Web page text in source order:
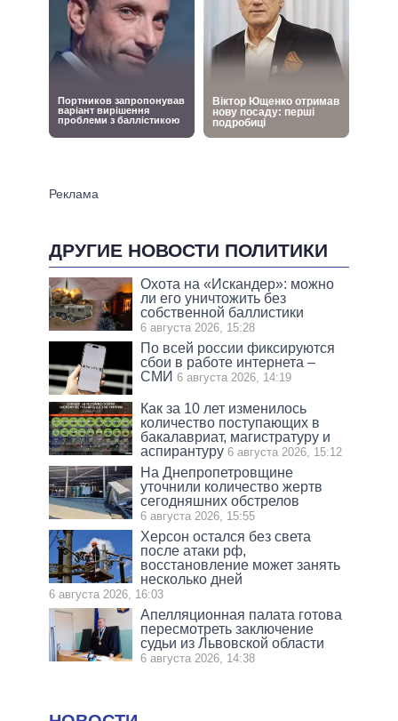
ДРУГИЕ НОВОСТИ ПОЛИТИКИ
Охота на «Искандер»: можно
ли его уничтожить без
собственной баллистики
6 августа 2026, 15:28
По всей россии фиксируются
сбои в работе интернета –
СМИ 6 августа 2026, 14:19
Как за 10 лет изменилось
количество поступающих в
бакалавриат, магистратуру и
аспирантуру 6 августа 2026, 15:12
На Днепропетровщине
уточнили количество жертв
сегодняшних обстрелов
6 августа 2026, 15:55
Херсон остался без света
после атаки рф,
восстановление может занять
несколько дней
6 августа 2026, 16:03
Апелляционная палата готова
пересмотреть заключение
судьи из Львовской области
6 августа 2026, 14:38